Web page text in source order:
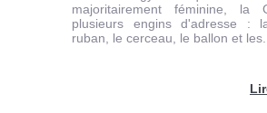
majoritairement féminine, la
plusieurs engins d'adresse :
ruban, le cerceau, le ballon et